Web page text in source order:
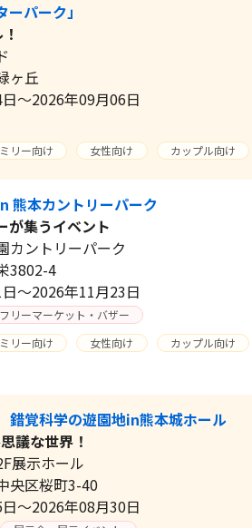
パーク」
ヶ丘
～2026年09月06日
リー向け 女性向け カップル向け
熊本カントリーパーク
が集うイベント
カントリーパーク
3802-4
～2026年11月23日
フリーマーケット・バザー
リー向け 女性向け カップル向け
覚科学の遊園地in熊本城ホール
議な世界！
展示ホール
央区桜町3-40
～2026年08月30日